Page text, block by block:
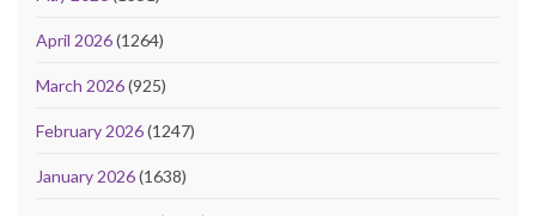
April 2026(1264)
March 2026(925)
February 2026(1247)
January 2026(1638)